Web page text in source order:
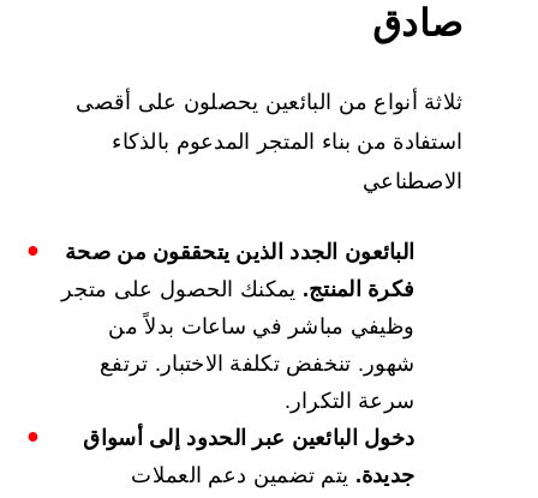
صادق
ثلاثة أنواع من البائعين يحصلون على أقصى
استفادة من بناء المتجر المدعوم بالذكاء
الاصطناعي
البائعون الجدد الذين يتحققون من صحة
فكرة المنتج. يمكنك الحصول على متجر
وظيفي مباشر في ساعات بدلاً من
شهور. تنخفض تكلفة الاختبار. ترتفع
سرعة التكرار.
دخول البائعين عبر الحدود إلى أسواق
جديدة. يتم تضمين دعم العملات